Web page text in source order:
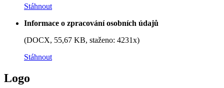
Stáhnout
Informace o zpracování osobních údajů
(DOCX, 55,67 KB, staženo: 4231x)
Stáhnout
Logo